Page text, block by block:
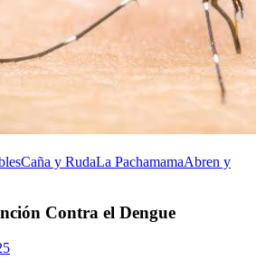
Caña y RudaLa PachamamaAbren y
Contra el Dengue